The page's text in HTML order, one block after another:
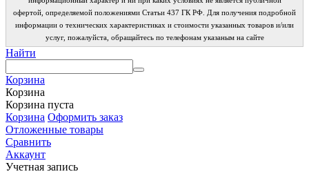
офертой, определяемой положениями Статьи 437 ГК РФ. Для получения подробной
информации о технических характеристиках и стоимости указанных товаров и/или
услуг, пожалуйста, обращайтесь по телефонам указаным на сайте
Найти
Корзина
Корзина
Корзина пуста
Корзина Оформить заказ
Отложенные товары
Сравнить
Аккаунт
Учетная запись